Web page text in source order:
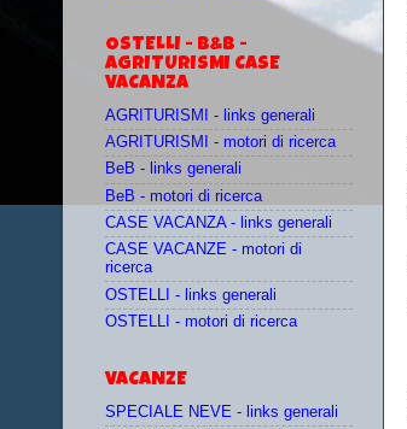
OSTELLI - B&B -
AGRITURISMI CASE
VACANZA
AGRITURISMI - links generali
AGRITURISMI - motori di ricerca
BeB - links generali
BeB - motori di ricerca
CASE VACANZA - links generali
CASE VACANZE - motori di
ricerca
OSTELLI - links generali
OSTELLI - motori di ricerca
VACANZE
SPECIALE NEVE - links generali